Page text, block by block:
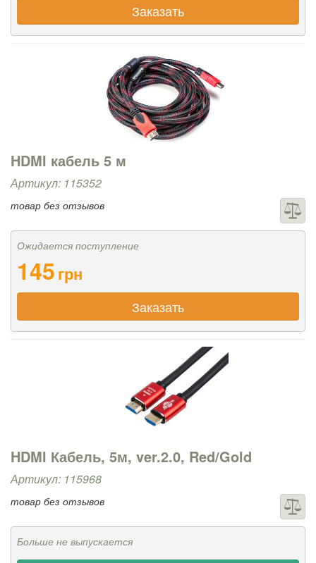
Заказать
HDMI кабель 5 м
Артикул: 115352
товар без отзывов
Ожидается поступление
145грн
Заказать
HDMI Кабель, 5м, ver.2.0, Red/Gold
Артикул: 115968
товар без отзывов
Больше не выпускается